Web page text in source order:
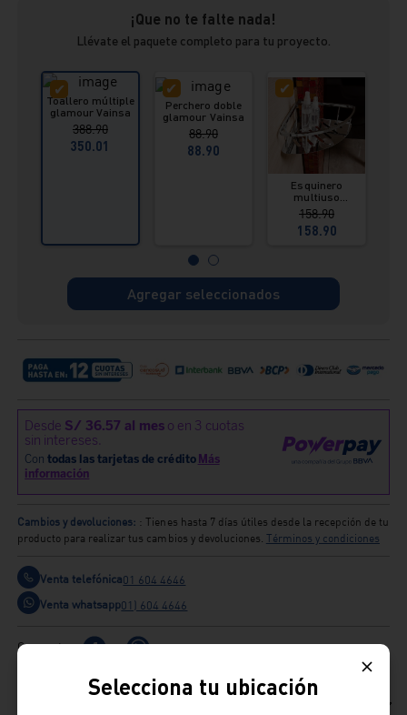
¡Que no te falte nada!
Llévate el paquete completo para tu proyecto.
Toallero múltiple
glamour Vainsa
388.90
350.01
Perchero doble
glamour Vainsa
88.90
88.90
Esquinero
multiuso
glamour Vainsa
158.90
158.90
Agregar seleccionados
Cambios y devoluciones: : Tienes hasta 7 días útiles desde la recepción de tu
producto para realizar tus cambios y devoluciones. Términos y condiciones
Venta telefónica01 604 4646
Venta whatsapp01) 604 4646
Comparte
Ficha Técnica
Selecciona tu ubicación